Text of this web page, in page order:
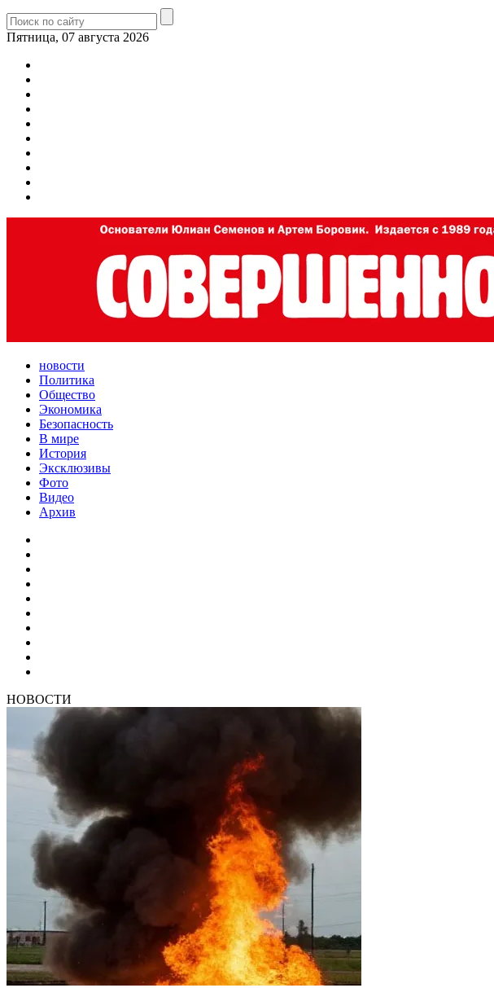
Пятница, 07 августа 2026
новости
Политика
Общество
Экономика
Безопасность
В мире
История
Эксклюзивы
Фото
Видео
Архив
НОВОСТИ